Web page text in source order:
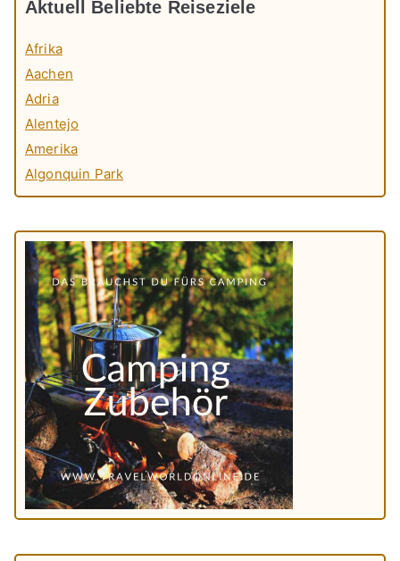
Aktuell Beliebte Reiseziele
Afrika
Aachen
Adria
Alentejo
Amerika
Algonquin Park